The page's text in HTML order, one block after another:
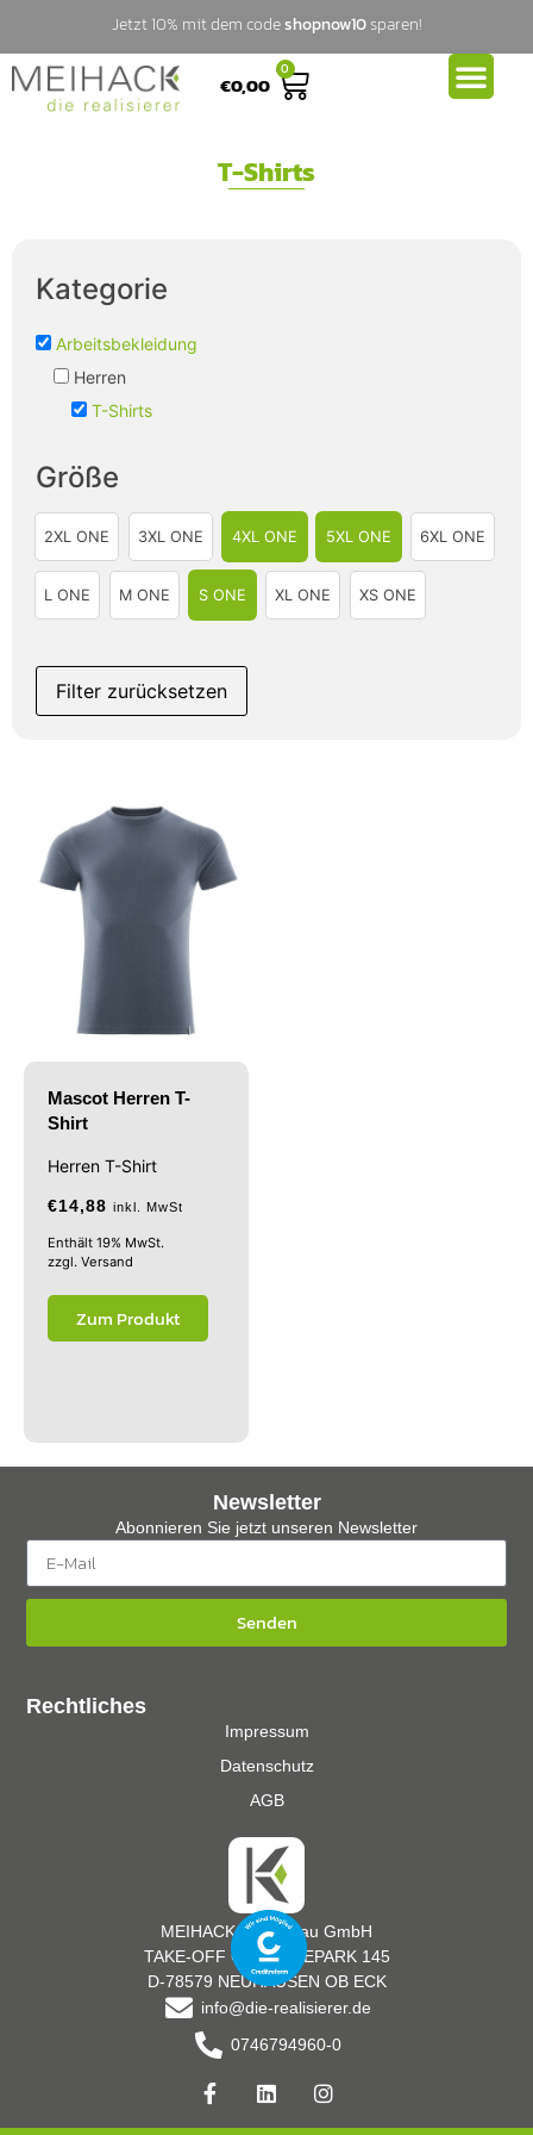
Jetzt 10% mit dem codeshopnow10sparen!
€0,00
0
T-Shirts
Kategorie
Arbeitsbekleidung
Herren
T-Shirts
Größe
2XL ONE 3XL ONE 4XL ONE 5XL ONE 6XL ONE
L ONE M ONE S ONE XL ONE XS ONE
Filter zurücksetzen
Mascot Herren T-
Shirt
Herren T-Shirt
€14,88 inkl. MwSt
Enthält 19% MwSt.
zzgl. Versand
Zum Produkt
MEIHACK Messebau GmbH
TAKE-OFF GEWERBEPARK 145
D-78579 NEUHAUSEN OB ECK
info@die-realisierer.de
0746794960-0
Rechtliches
Impressum
Datenschutz
AGB
Newsletter
Abonnieren Sie jetzt unseren Newsletter
Senden